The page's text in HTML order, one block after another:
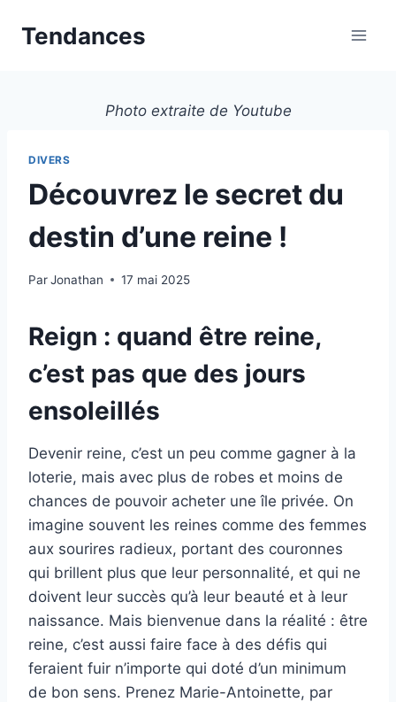
Tendances
Photo extraite de Youtube
DIVERS
Découvrez le secret du
destin d’une reine !
ParJonathan 17 mai 2025
Reign : quand être reine,
c’est pas que des jours
ensoleillés
Devenir reine, c’est un peu comme gagner à la
loterie, mais avec plus de robes et moins de
chances de pouvoir acheter une île privée. On
imagine souvent les reines comme des femmes
aux sourires radieux, portant des couronnes
qui brillent plus que leur personnalité, et qui ne
doivent leur succès qu’à leur beauté et à leur
naissance. Mais bienvenue dans la réalité : être
reine, c’est aussi faire face à des défis qui
feraient fuir n’importe qui doté d’un minimum
de bon sens. Prenez Marie-Antoinette, par